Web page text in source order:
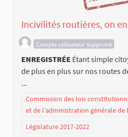
Incivilités routières, on
Compte utilisateur supprimé
ENREGISTRÉE Étant simple
de plus en plus sur nos routes
...
Commission des lois
et de l’administration générale de
Législature 2017-2022